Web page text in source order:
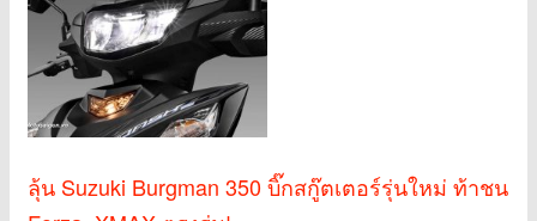
ลุ้น Suzuki Burgman 350 บิ๊กสกู๊ตเตอร์รุ่นใหม่ ท้าชน